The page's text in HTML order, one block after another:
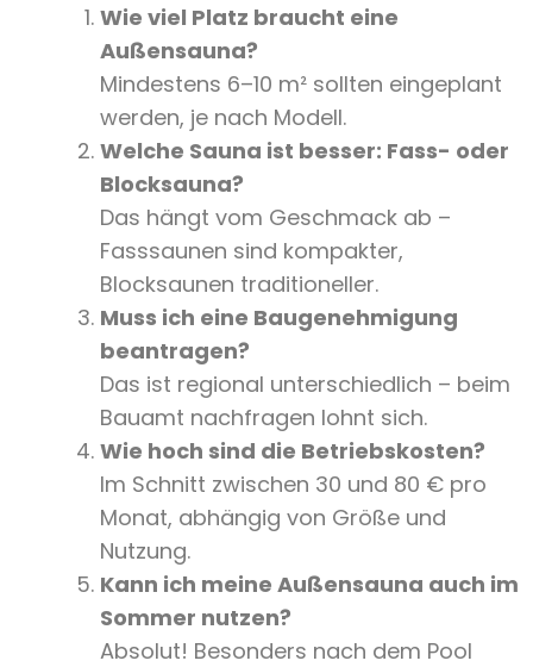
Wie viel Platz braucht eine
Außensauna?
Mindestens 6–10 m² sollten eingeplant
werden, je nach Modell.
Welche Sauna ist besser: Fass- oder
Blocksauna?
Das hängt vom Geschmack ab –
Fasssaunen sind kompakter,
Blocksaunen traditioneller.
Muss ich eine Baugenehmigung
beantragen?
Das ist regional unterschiedlich – beim
Bauamt nachfragen lohnt sich.
Wie hoch sind die Betriebskosten?
Im Schnitt zwischen 30 und 80 € pro
Monat, abhängig von Größe und
Nutzung.
Kann ich meine Außensauna auch im
Sommer nutzen?
Absolut! Besonders nach dem Pool